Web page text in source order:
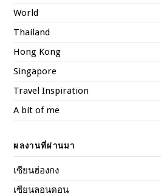
World
Thailand
Hong Kong
Singapore
Travel Inspiration
A bit of me
ผลงานที่ผ่านมา
เซียนฮ่องกง
เซียนลอนดอน